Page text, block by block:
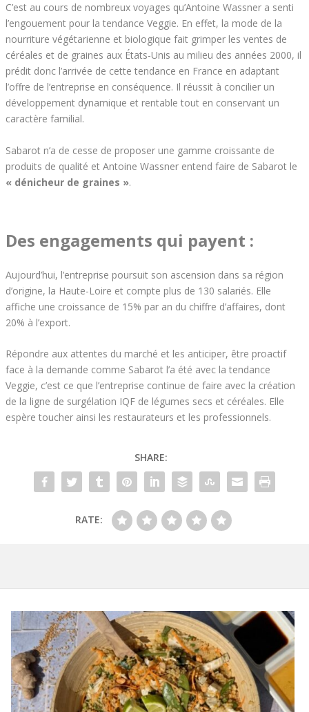
C’est au cours de nombreux voyages qu’Antoine Wassner a senti
l’engouement pour la tendance Veggie. En effet, la mode de la
nourriture végétarienne et biologique fait grimper les ventes de
céréales et de graines aux États-Unis au milieu des années 2000, il
prédit donc l’arrivée de cette tendance en France en adaptant
l’offre de l’entreprise en conséquence. Il réussit à concilier un
développement dynamique et rentable tout en conservant un
caractère familial.
Sabarot n’a de cesse de proposer une gamme croissante de
produits de qualité et Antoine Wassner entend faire de Sabarot le
« dénicheur de graines ».
Des engagements qui payent :
Aujourd’hui, l’entreprise poursuit son ascension dans sa région
d’origine, la Haute-Loire et compte plus de 130 salariés. Elle
affiche une croissance de 15% par an du chiffre d’affaires, dont
20% à l’export.
Répondre aux attentes du marché et les anticiper, être proactif
face à la demande comme Sabarot l’a été avec la tendance
Veggie, c’est ce que l’entreprise continue de faire avec la création
de la ligne de surgélation IQF de légumes secs et céréales. Elle
espère toucher ainsi les restaurateurs et les professionnels.
SHARE:
RATE: